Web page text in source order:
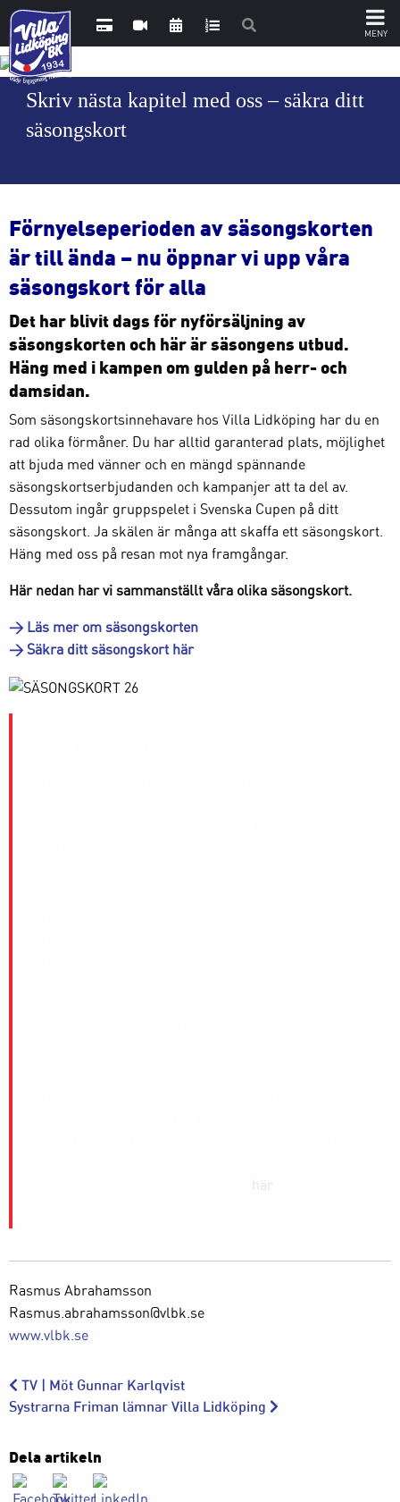
Skriv nästa kapitel med oss – säkra ditt
säsongskort
Förnyelseperioden av säsongskorten
är till ända – nu öppnar vi upp våra
säsongskort för alla
Det har blivit dags för nyförsäljning av
säsongskorten och här är säsongens utbud.
Häng med i kampen om gulden på herr- och
damsidan.
Som säsongskortsinnehavare hos Villa Lidköping har du en
rad olika förmåner. Du har alltid garanterad plats, möjlighet
att bjuda med vänner och en mängd spännande
säsongskortserbjudanden och kampanjer att ta del av.
Dessutom ingår gruppspelet i Svenska Cupen på ditt
säsongskort. Ja skälen är många att skaffa ett säsongskort.
Häng med oss på resan mot nya framgångar.
Här nedan har vi sammanställt våra olika säsongskort.
> Läs mer om säsongskorten
> Säkra ditt säsongskort här
här
Rasmus Abrahamsson
Rasmus.abrahamsson@vlbk.se
www.vlbk.se
TV | Möt Gunnar Karlqvist
Systrarna Friman lämnar Villa Lidköping
Dela artikeln